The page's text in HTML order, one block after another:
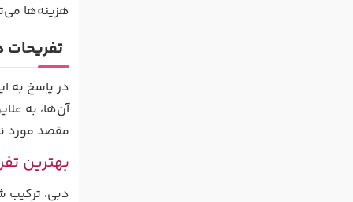
هزینه‌ها
تفریحات
در پاسخ به
آن‌ها، به
مقصد مورد
بهترین
دبی، ترکیب